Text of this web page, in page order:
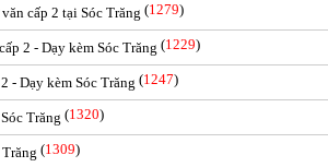
cấp 2 tại Sóc Trăng (1279)
2 - Dạy kèm Sóc Trăng (1229)
- Dạy kèm Sóc Trăng (1247)
Trăng (1320)
(1309)